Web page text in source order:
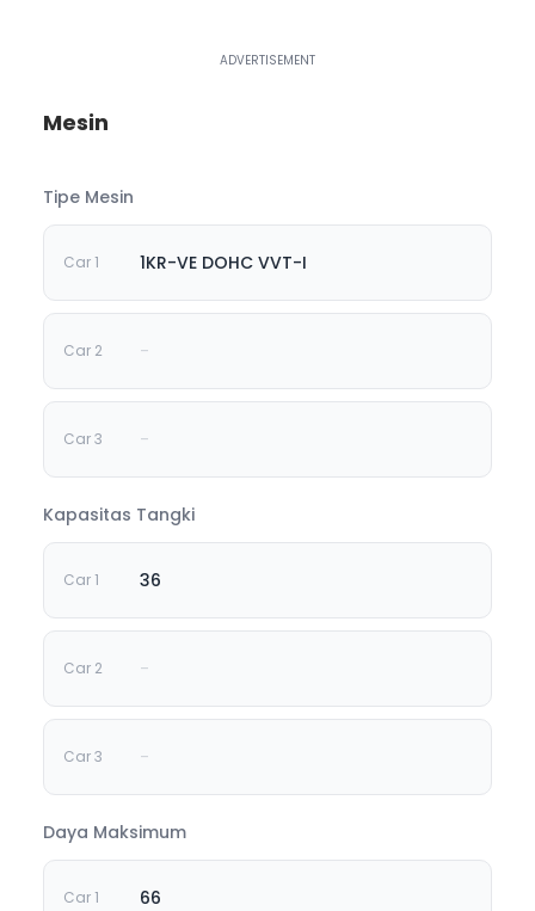
Mesin
Tipe Mesin
1KR-VE DOHC VVT-I
-
-
Kapasitas Tangki
36
-
-
Daya Maksimum
66